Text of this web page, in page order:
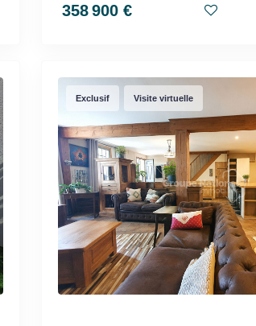
358 900 €
Exclusif Visite virtuelle